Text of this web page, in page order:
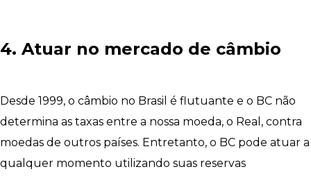
4. Atuar no mercado de câmbio
Desde 1999, o câmbio no Brasil é flutuante e o BC não
determina as taxas entre a nossa moeda, o Real, contra
moedas de outros países. Entretanto, o BC pode atuar a
qualquer momento utilizando suas reservas